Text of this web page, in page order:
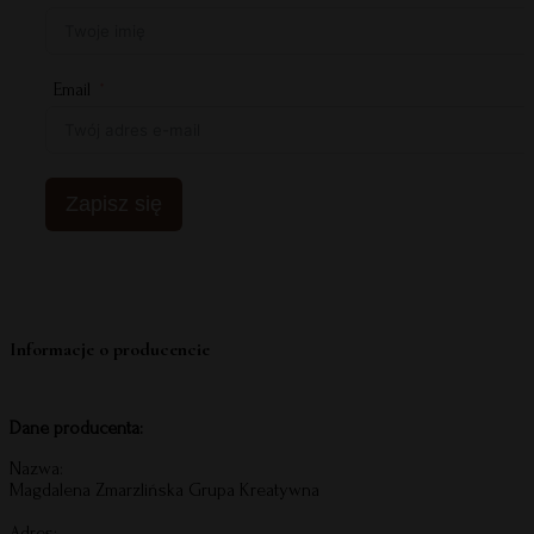
Email
Informacje o producencie
Dane producenta:
Nazwa:
Magdalena Zmarzlińska Grupa Kreatywna